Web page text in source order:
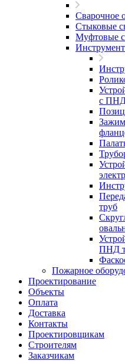
Сварочное
Стыковые
Муфтовые
с
труб
ПНД
Пожарное
Проектирование
Объекты
Оплата
Доставка
Контакты
Проектировщикам
Строителям
Заказчикам